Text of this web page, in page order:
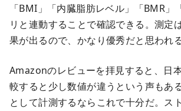
「BMI」「内臓脂肪レベル」「BMR」
リと連動することで確認できる。測定
果が出るので、かなり優秀だと思われる
Amazonのレビューを拝見すると、日
較すると少し数値が違うという声もあ
として計測するならこれで十分だ。ス